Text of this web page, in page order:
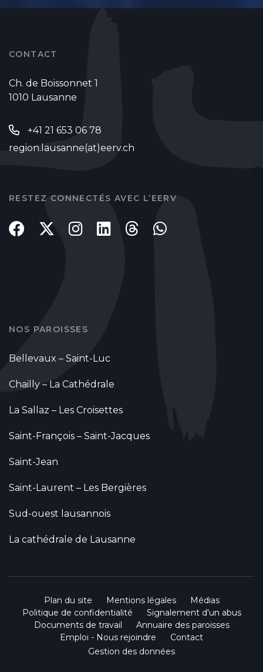
CONTACT
Ch. de Boissonnet 1
1010 Lausanne
+41 21 653 06 78
region.lausanne(at)eerv.ch
RESTEZ CONNECTÉS AVEC L’EERV
NOS PAROISSES
Bellevaux – Saint-Luc
Chailly – La Cathédrale
La Sallaz – Les Croisettes
Saint-François – Saint-Jacques
Saint-Jean
Saint-Laurent – Les Bergières
Sud-ouest lausannois
La cathédrale de Lausanne
Plan du site Mentions légales
Médias
Politique de confidentialité
Signalement d'un abus
Documents de travail
Annuaire des paroisses
Emploi - Nous rejoindre
Contact
Gestion des données